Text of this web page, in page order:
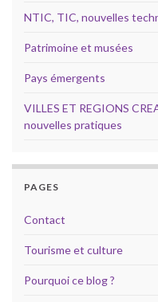
NTIC, TIC, nouvelles
Patrimoine et musées
Pays émergents
VILLES ET REGIONS
nouvelles pratiques
PAGES
Contact
Tourisme et culture
Pourquoi ce blog ?